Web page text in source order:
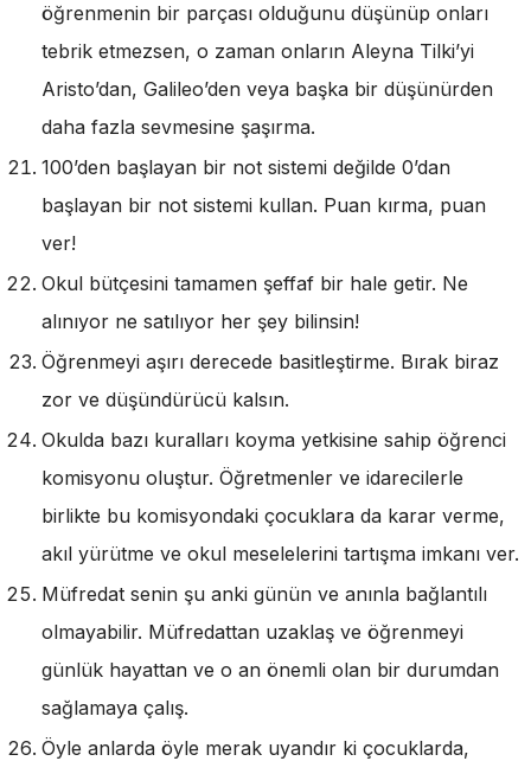
öğrenmenin bir parçası olduğunu düşünüp onları
tebrik etmezsen, o zaman onların Aleyna Tilki’yi
Aristo’dan, Galileo’den veya başka bir düşünürden
daha fazla sevmesine şaşırma.
100’den başlayan bir not sistemi değilde 0’dan
başlayan bir not sistemi kullan. Puan kırma, puan
ver!
Okul bütçesini tamamen şeffaf bir hale getir. Ne
alınıyor ne satılıyor her şey bilinsin!
Öğrenmeyi aşırı derecede basitleştirme. Bırak biraz
zor ve düşündürücü kalsın.
Okulda bazı kuralları koyma yetkisine sahip öğrenci
komisyonu oluştur. Öğretmenler ve idarecilerle
birlikte bu komisyondaki çocuklara da karar verme,
akıl yürütme ve okul meselelerini tartışma imkanı ver.
Müfredat senin şu anki günün ve anınla bağlantılı
olmayabilir. Müfredattan uzaklaş ve öğrenmeyi
günlük hayattan ve o an önemli olan bir durumdan
sağlamaya çalış.
Öyle anlarda öyle merak uyandır ki çocuklarda,